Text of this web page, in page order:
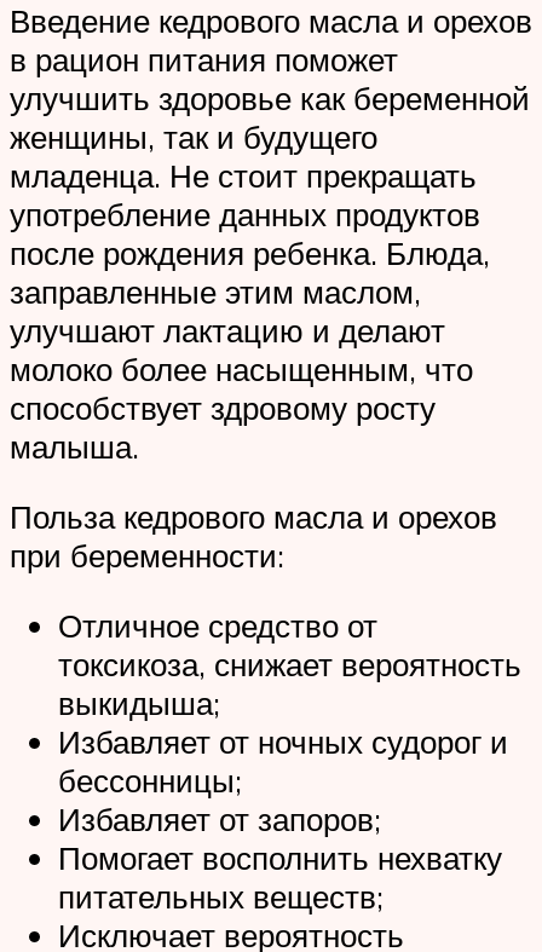
Введение кедрового масла и орехов
в рацион питания поможет
улучшить здоровье как беременной
женщины, так и будущего
младенца. Не стоит прекращать
употребление данных продуктов
после рождения ребенка. Блюда,
заправленные этим маслом,
улучшают лактацию и делают
молоко более насыщенным, что
способствует здровому росту
малыша.
Польза кедрового масла и орехов
при беременности:
Отличное средство от
токсикоза, снижает вероятность
выкидыша;
Избавляет от ночных судорог и
бессонницы;
Избавляет от запоров;
Помогает восполнить нехватку
питательных веществ;
Исключает вероятность